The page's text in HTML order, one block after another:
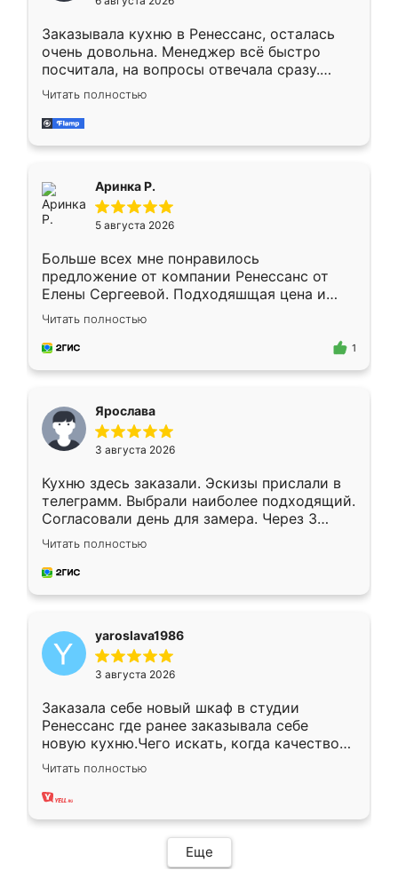
мебели буду заказывать только здесь.
Заказывала кухню в Ренессанс, осталась
очень довольна. Менеджер всё быстро
посчитала, на вопросы отвечала сразу.
Замерщик приехал в субботу, подошёл к
делу со всей ответственностью. Собрали
за день, ребята работали аккуратно, даже
Читать полностью
Аринка Р.
5 августа 2026
Больше всех мне понравилось
предложение от компании Ренессанс от
Елены Сергеевой. Подходяшщая цена и
короткие сроки изготовления. Приехавший
для замера сотрудник Владислав
предложил по моему эскизу самый
Читать полностью
1
Ярослава
3 августа 2026
Кухню здесь заказали. Эскизы прислали в
телеграмм. Выбрали наиболее подходящий.
Согласовали день для замера. Через 3
недели кухня была уже готова. Остались
довольны работой. Спасибо Ренессанс
мебель за качественную работу!
Читать полностью
yaroslava1986
3 августа 2026
Заказала себе новый шкаф в студии
Ренессанс где ранее заказывала себе
новую кухню.Чего искать, когда качеством
вполне довольна. Служит кухня уже почти
два года, нареканий нет.
Читать полностью
Еще